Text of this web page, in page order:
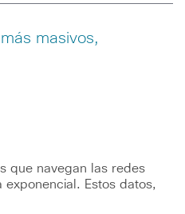
masivos,
que navegan las redes
Estos datos,